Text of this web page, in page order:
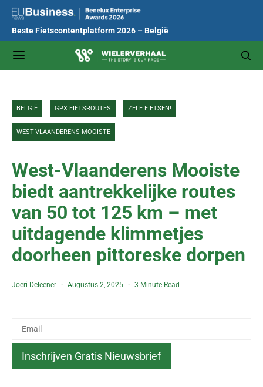
Beste Fietscontentplatform 2026 – België
BELGIË GPX FIETSROUTES ZELF FIETSEN!
WEST-VLAANDERENS MOOISTE
West-Vlaanderens Mooiste
biedt aantrekkelijke routes
van 50 tot 125 km – met
uitdagende klimmetjes
doorheen pittoreske dorpen
Joeri Deleener Augustus 2, 2025 3 Minute Read